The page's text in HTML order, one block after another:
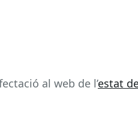
al web de l’estat